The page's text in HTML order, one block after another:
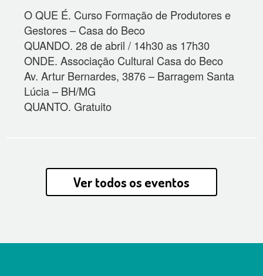
O QUE É. Curso Formação de Produtores e
Gestores – Casa do Beco
QUANDO. 28 de abril / 14h30 as 17h30
ONDE. Associação Cultural Casa do Beco
Av. Artur Bernardes, 3876 – Barragem Santa
Lúcia – BH/MG
QUANTO. Gratuito
Ver todos os eventos